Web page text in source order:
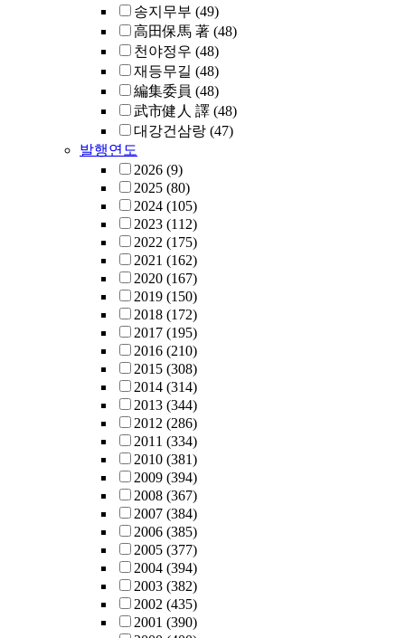
송지무부 (49)
高田保馬 著 (48)
천야정우 (48)
재등무길 (48)
編集委員 (48)
武市健人 譯 (48)
대강건삼랑 (47)
발행연도
2026 (9)
2025 (80)
2024 (105)
2023 (112)
2022 (175)
2021 (162)
2020 (167)
2019 (150)
2018 (172)
2017 (195)
2016 (210)
2015 (308)
2014 (314)
2013 (344)
2012 (286)
2011 (334)
2010 (381)
2009 (394)
2008 (367)
2007 (384)
2006 (385)
2005 (377)
2004 (394)
2003 (382)
2002 (435)
2001 (390)